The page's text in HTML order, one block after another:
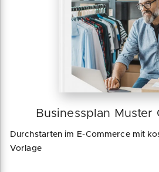
Businessplan Muster
Durchstarten im E-Commerce mit
Vorlage